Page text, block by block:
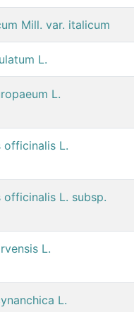
Mill. var. italicum
L.
L.
officinalis L.
officinalis L. subsp.
L.
L.